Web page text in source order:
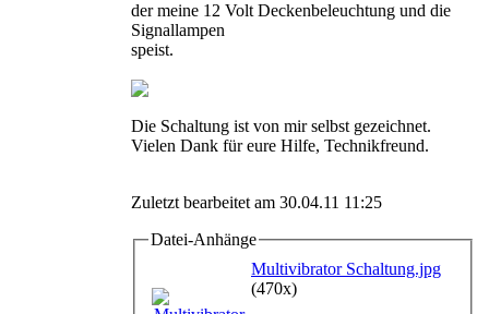
der meine 12 Volt Deckenbeleuchtung und die
Signallampen
speist.
Die Schaltung ist von mir selbst gezeichnet.
Vielen Dank für eure Hilfe, Technikfreund.
Zuletzt bearbeitet am 30.04.11 11:25
Datei-Anhänge
Multivibrator Schaltung.jpg
(470x)